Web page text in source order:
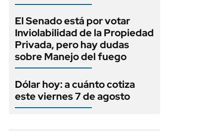
El Senado está por votar
Inviolabilidad de la Propiedad
Privada, pero hay dudas
sobre Manejo del fuego
Dólar hoy: a cuánto cotiza
este viernes 7 de agosto